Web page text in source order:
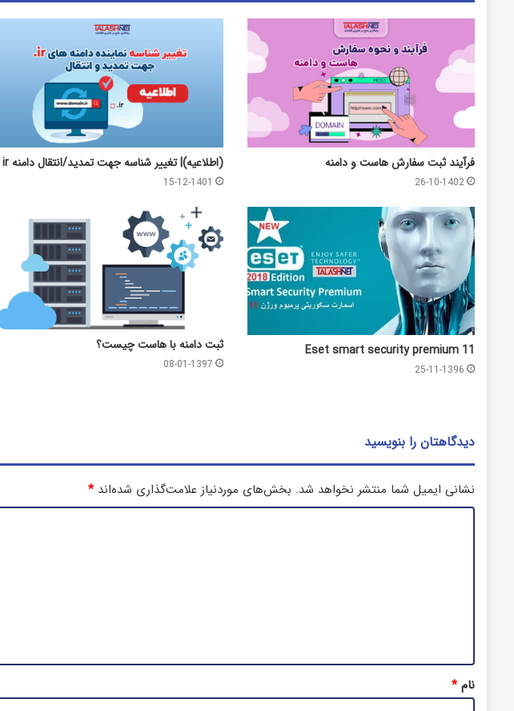
فرآیند ثبت سفارش هاست و دامنه
26-10-1402
(اطلاعیه)| تغییر شناسه جهت تمدید/انتقال دامنه ir
15-12-1401
Eset smart security premium 11
25-11-1396
ثبت دامنه با هاست چیست؟
08-01-1397
دیدگاهتان را بنویسید
نشانی ایمیل شما منتشر نخواهد شد. بخش‌های موردنیاز علامت‌گذاری شده‌اند*
*
نام*